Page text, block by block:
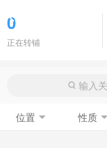
0
正在转铺
位置 性质